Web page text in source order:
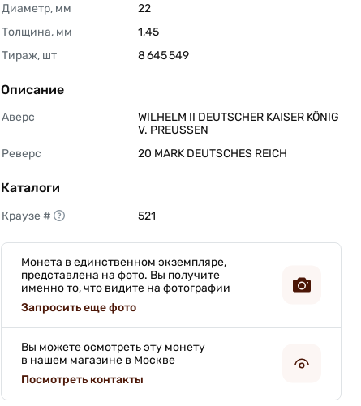
Диаметр, мм
22
Толщина, мм
1,45
Тираж, шт
8 645 549
Описание
Аверс
WILHELM II DEUTSCHER KAISER KÖNIG
V. PREUSSEN
Реверс
20 MARK DEUTSCHES REICH
Каталоги
Краузе # 521
Монета в единственном экземпляре,
представлена на фото. Вы получите
именно то, что видите на фотографии
Запросить еще фото
Вы можете осмотреть эту монету
в нашем магазине в Москве
Посмотреть контакты